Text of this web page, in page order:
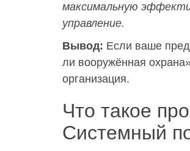
максимальную
управление.
Вывод: Если ваше
ли вооружённая
организация.
Что такое
Системный